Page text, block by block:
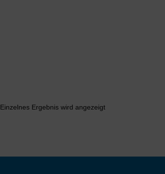
Einzelnes Ergebnis wird angezeigt